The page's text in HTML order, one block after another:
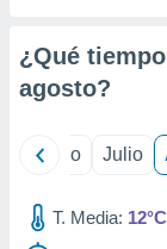
e
¿Qué
agosto?
Junio Julio
T. Media: 12°C